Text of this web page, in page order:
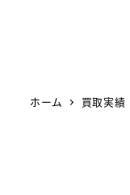
ホーム 買取実績